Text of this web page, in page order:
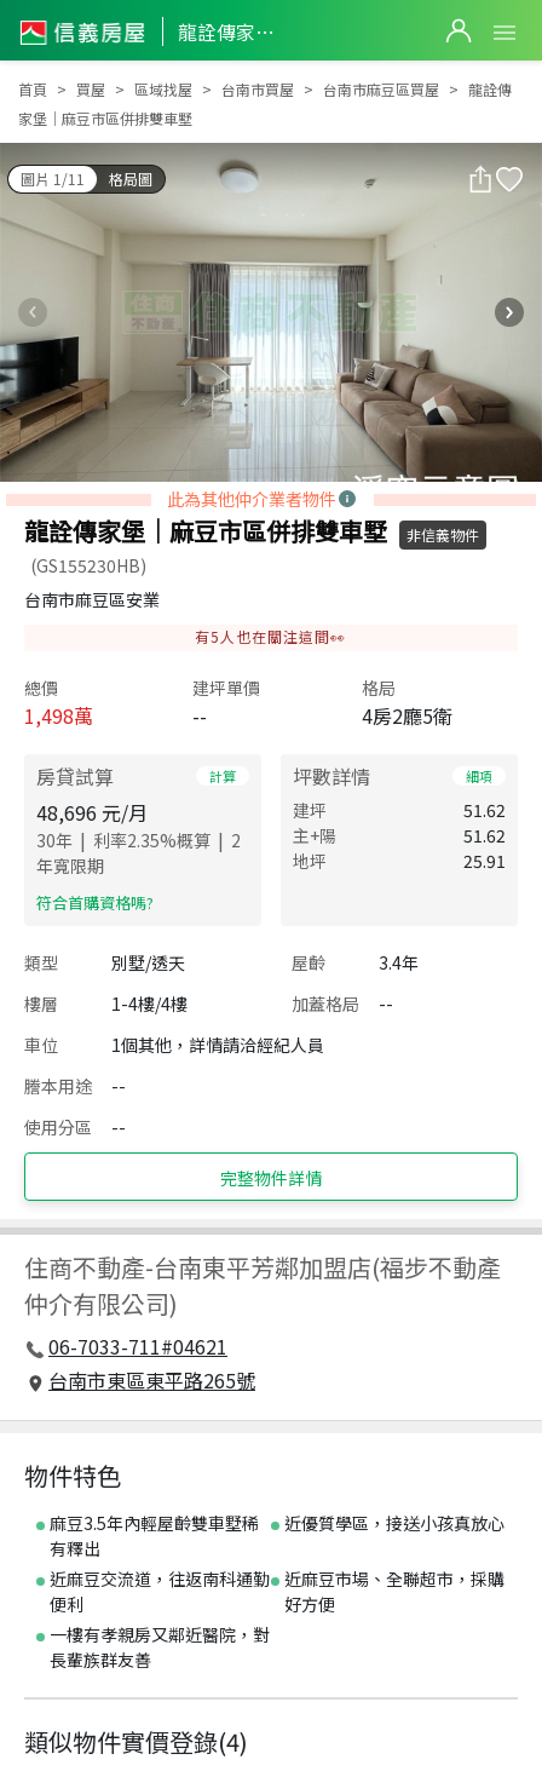
龍詮傳家堡｜麻豆市區併排雙車墅
龍詮傳家堡｜麻豆市區併排雙車墅
首頁 買屋 區域找屋 台南市買屋 台南市麻豆區買屋
龍詮傳
家堡｜麻豆市區併排雙車墅
圖片 1/11 格局圖
此為其他仲介業者物件
龍詮傳家堡｜麻豆市區併排雙車墅 非信義物件
(GS155230HB)
台南市麻豆區安業
有5 人也在關注這間👀
總價
1,498萬
建坪單價
--
格局
4房2廳5衛
房貸試算 計算
48,696 元/月
30年 | 利率2.35%概算 | 2
年寬限期
​符合首購資格嗎?
坪數詳情 細項
建坪
51.62
主+陽
51.62
地坪
25.91
類型 別墅/透天 屋齡
3.4年
樓層
1-4樓/4樓 加蓋格局
--
車位
1個其他，詳情請洽經紀人員
謄本用途
--
使用分區
--
完整物件詳情
住商不動產-台南東平芳鄰加盟店(福步不動產
仲介有限公司)
06-7033-711#04621
台南市東區東平路265號
物件特色
麻豆3.5年內輕屋齡雙車墅稀
有釋出
近優質學區，接送小孩真放心
近麻豆交流道，往返南科通勤
便利
近麻豆市場、全聯超市，採購
好方便
一樓有孝親房又鄰近醫院，對
長輩族群友善
類似物件實價登錄(4)